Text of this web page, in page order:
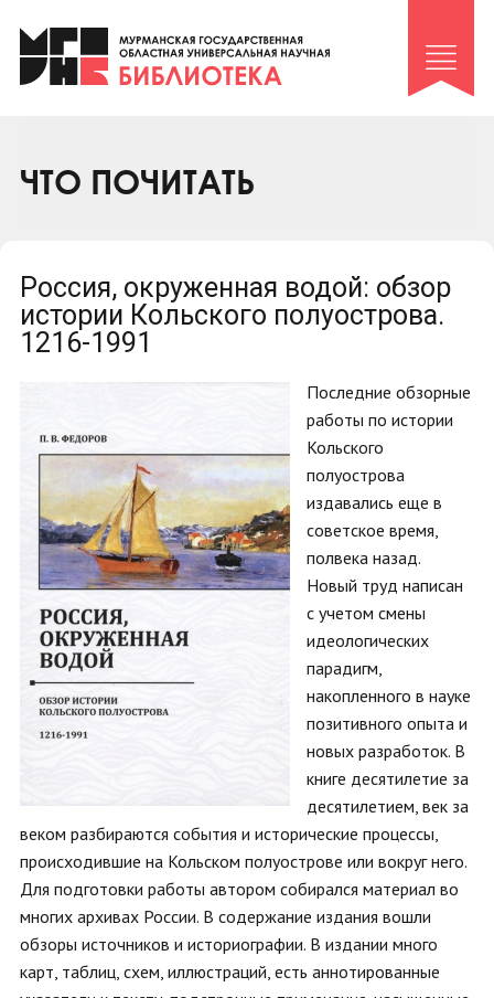
Клуб «Гиря и сельдерей»
Клуб «Семейный архив»
Коллегам
ЧТО ПОЧИТАТЬ
Россия, окруженная водой: обзор
истории Кольского полуострова.
1216-1991
Последние обзорные
работы по истории
Кольского
полуострова
издавались еще в
советское время,
полвека назад.
Новый труд написан
с учетом смены
идеологических
парадигм,
накопленного в науке
позитивного опыта и
новых разработок. В
книге десятилетие за
десятилетием, век за
веком разбираются события и исторические процессы,
происходившие на Кольском полуострове или вокруг него.
Для подготовки работы автором собирался материал во
многих архивах России. В содержание издания вошли
обзоры источников и историографии. В издании много
карт, таблиц, схем, иллюстраций, есть аннотированные